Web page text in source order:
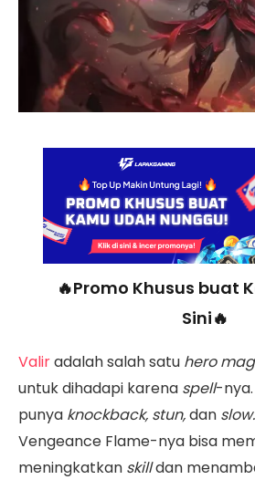
🔥Promo Khusus buat
Sini🔥
Valiradalah salah satu hero
untuk dihadapi karena spell-
punya knockback, stun,dan slow.
Vengeance Flame-nya bisa
meningkatkan skilldan